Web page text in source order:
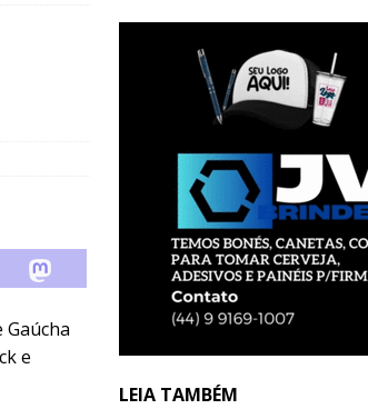
e
LEIA TAMBÉM